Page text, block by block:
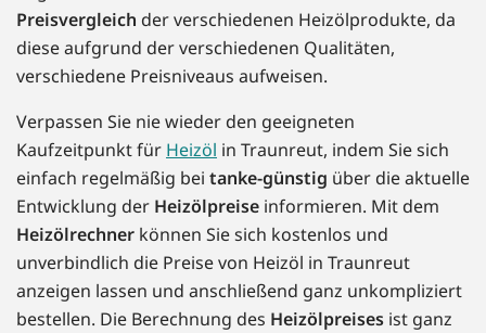
Preisvergleich der verschiedenen Heizölprodukte, da
diese aufgrund der verschiedenen Qualitäten,
verschiedene Preisniveaus aufweisen.
Verpassen Sie nie wieder den geeigneten
Kaufzeitpunkt für Heizöl in Traunreut, indem Sie sich
einfach regelmäßig bei tanke-günstig über die aktuelle
Entwicklung der Heizölpreise informieren. Mit dem
Heizölrechner können Sie sich kostenlos und
unverbindlich die Preise von Heizöl in Traunreut
anzeigen lassen und anschließend ganz unkompliziert
bestellen. Die Berechnung des Heizölpreises ist ganz